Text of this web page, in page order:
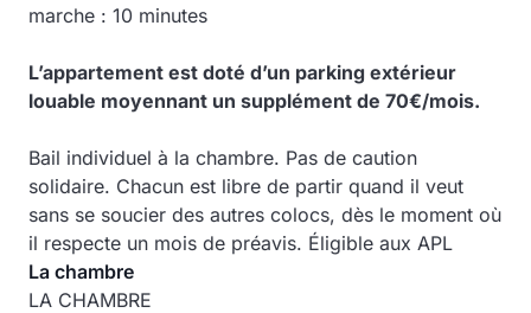
marche : 10 minutes
L’appartement est doté d’un parking extérieur
louable moyennant un supplément de 70€/mois.
Bail individuel à la chambre. Pas de caution
solidaire. Chacun est libre de partir quand il veut
sans se soucier des autres colocs, dès le moment où
il respecte un mois de préavis. Éligible aux APL
La chambre
LA CHAMBRE